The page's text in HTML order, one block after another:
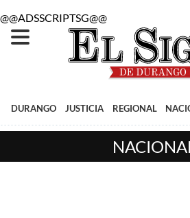
@@ADSSCRIPTSG@@
DURANGO JUSTICIA REGIONAL
NACIONAL